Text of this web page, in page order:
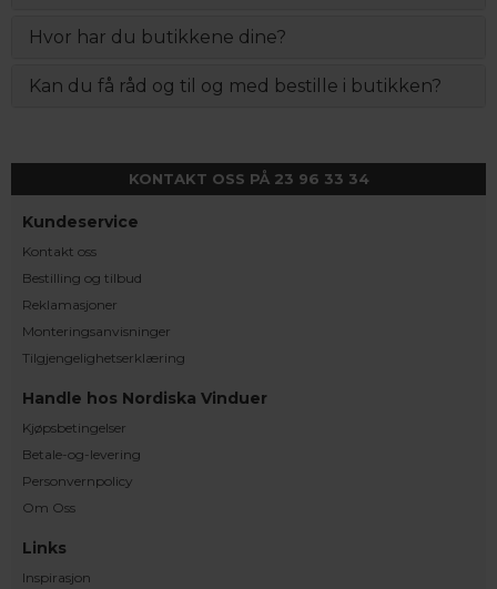
Hvor har du butikkene dine?
Kan du få råd og til og med bestille i butikken?
KONTAKT OSS PÅ 23 96 33 34
Kundeservice
Kontakt oss
Bestilling og tilbud
Reklamasjoner
Monteringsanvisninger
Tilgjengelighetserklæring
Handle hos Nordiska Vinduer
Kjøpsbetingelser
Betale-og-levering
Personvernpolicy
Om Oss
Links
Inspirasjon